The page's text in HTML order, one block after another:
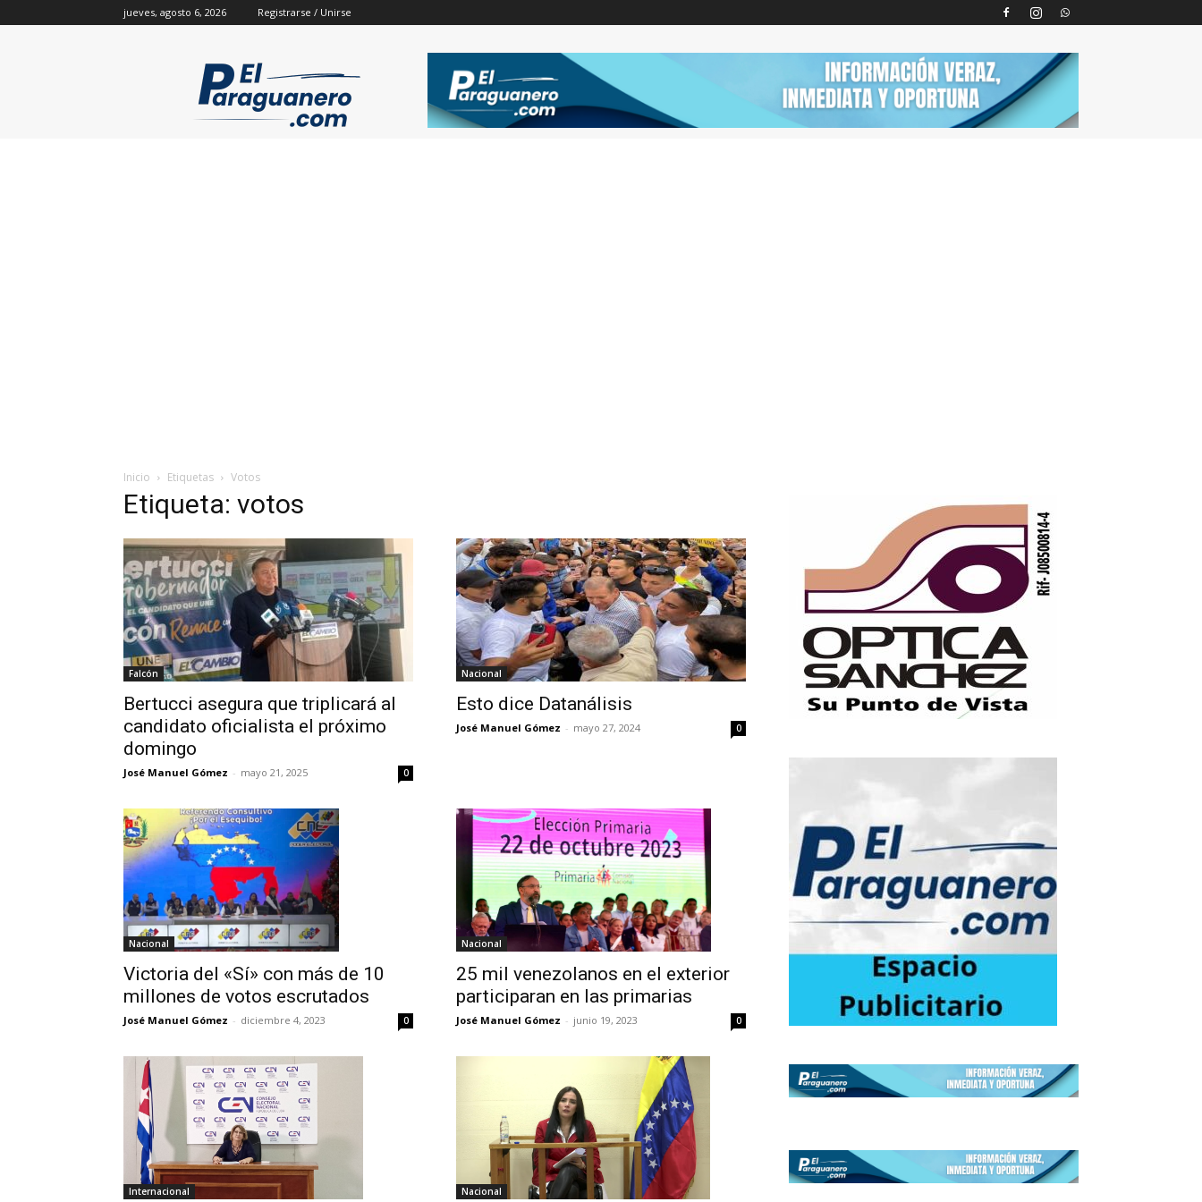
jueves, agosto 6, 2026 Registrarse / Unirse
Inicio Etiquetas Votos
Etiqueta: votos
Falcón
Bertucci asegura que triplicará al
candidato oficialista el próximo
domingo
José Manuel Gómez - mayo 21, 2025 0
Nacional
Esto dice Datanálisis
José Manuel Gómez - mayo 27, 2024 0
Nacional
Victoria del «Sí» con más de 10
millones de votos escrutados
José Manuel Gómez - diciembre 4, 2023 0
Nacional
25 mil venezolanos en el exterior
participaran en las primarias
José Manuel Gómez - junio 19, 2023 0
Internacional Nacional